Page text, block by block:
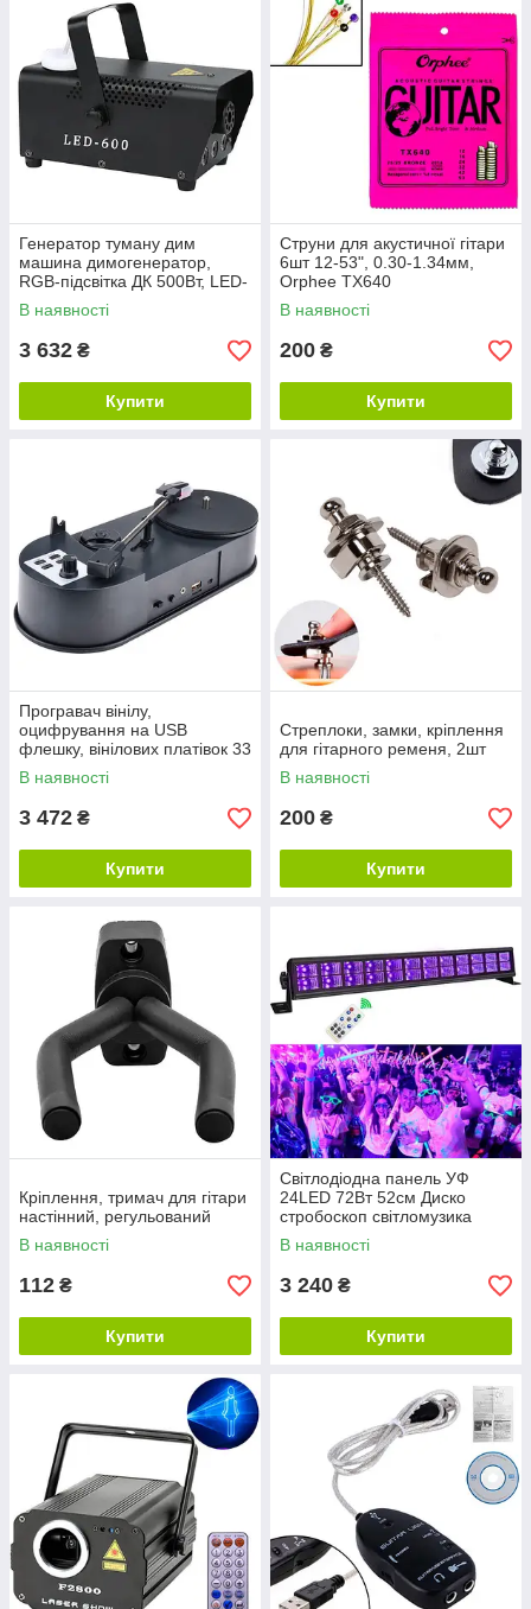
Генератор туману дим
машина димогенератор,
RGB-підсвітка ДК 500Вт, LED-
600
В наявності
3 632 ₴
Купити
Струни для акустичної гітари
6шт 12-53", 0.30-1.34мм,
Orphee TX640
В наявності
200 ₴
Купити
Програвач вінілу,
оцифрування на USB
флешку, вінілових платівок 33
45
В наявності
3 472 ₴
Купити
Стреплоки, замки, кріплення
для гітарного ременя, 2шт
В наявності
200 ₴
Купити
Кріплення, тримач для гітари
настінний, регульований
В наявності
112 ₴
Купити
Світлодіодна панель УФ
24LED 72Вт 52см Диско
стробоскоп світломузика
DMX512
В наявності
3 240 ₴
Купити